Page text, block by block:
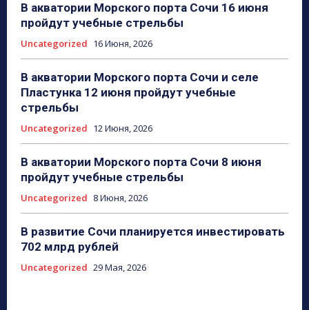
В акватории Морского порта Сочи 16 июня
пройдут учебные стрельбы
Uncategorized 16 Июня, 2026
В акватории Морского порта Сочи и селе
Пластунка 12 июня пройдут учебные
стрельбы
Uncategorized 12 Июня, 2026
В акватории Морского порта Сочи 8 июня
пройдут учебные стрельбы
Uncategorized 8 Июня, 2026
В развитие Сочи планируется инвестировать
702 млрд рублей
Uncategorized 29 Мая, 2026